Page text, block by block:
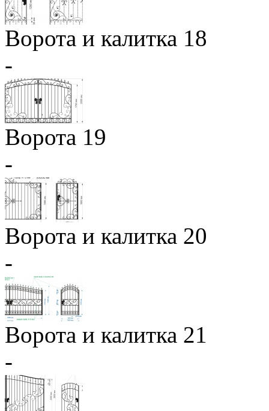
Ворота и калитка 18
-
Ворота 19
-
Ворота и калитка 20
-
Ворота и калитка 21
-